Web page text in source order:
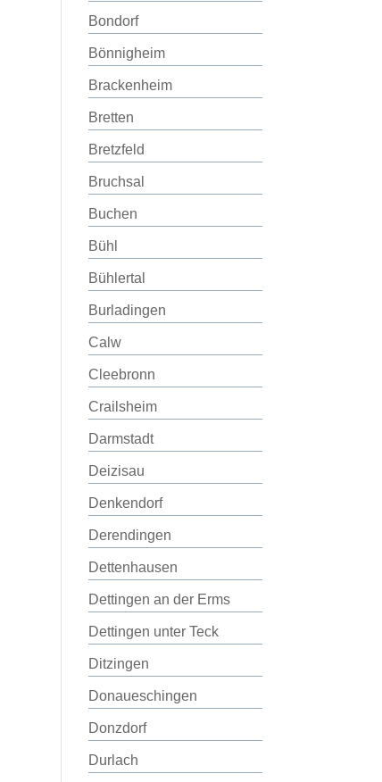
Bondorf
Bönnigheim
Brackenheim
Bretten
Bretzfeld
Bruchsal
Buchen
Bühl
Bühlertal
Burladingen
Calw
Cleebronn
Crailsheim
Darmstadt
Deizisau
Denkendorf
Derendingen
Dettenhausen
Dettingen an der Erms
Dettingen unter Teck
Ditzingen
Donaueschingen
Donzdorf
Durlach